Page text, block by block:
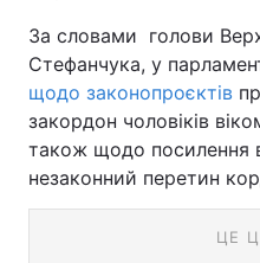
За словами голови
Стефанчука, у
щодо законопроєктів
закордон чоловіків
також щодо посилення
незаконний перетин